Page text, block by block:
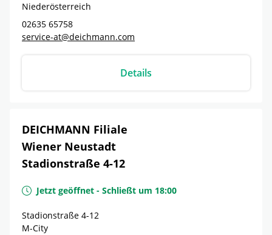
Niederösterreich
02635 65758
service-at@deichmann.com
Details
DEICHMANN Filiale
Wiener Neustadt
Stadionstraße 4-12
Jetzt geöffnet - Schließt um 18:00
Stadionstraße 4-12
M-City